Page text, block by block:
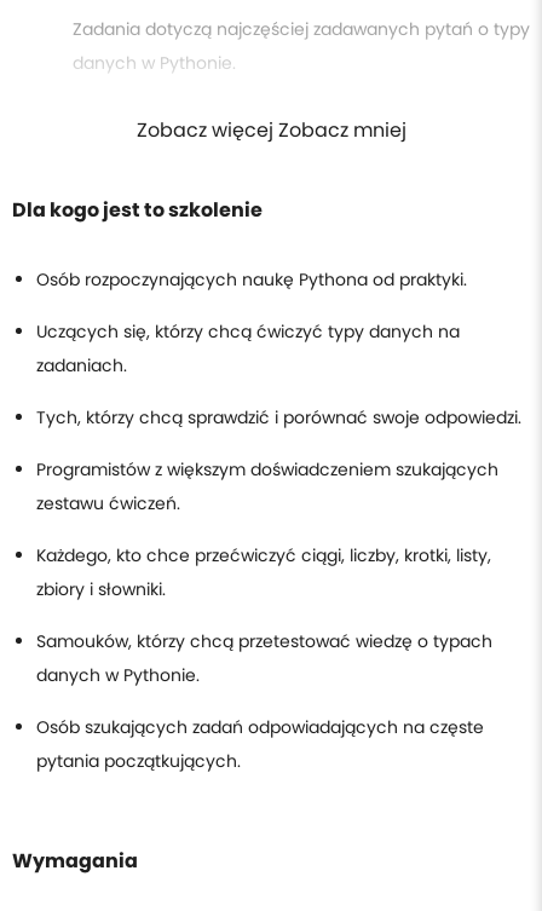
Zadania dotyczą najczęściej zadawanych pytań o typy
danych w Pythonie.
Zobacz więcej Zobacz mniej
Dla kogo jest to szkolenie
Osób rozpoczynających naukę Pythona od praktyki.
Uczących się, którzy chcą ćwiczyć typy danych na
zadaniach.
Tych, którzy chcą sprawdzić i porównać swoje odpowiedzi.
Programistów z większym doświadczeniem szukających
zestawu ćwiczeń.
Każdego, kto chce przećwiczyć ciągi, liczby, krotki, listy,
zbiory i słowniki.
Samouków, którzy chcą przetestować wiedzę o typach
danych w Pythonie.
Osób szukających zadań odpowiadających na częste
pytania początkujących.
Wymagania